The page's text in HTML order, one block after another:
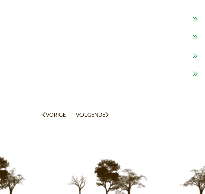
VORIGE VOLGENDE